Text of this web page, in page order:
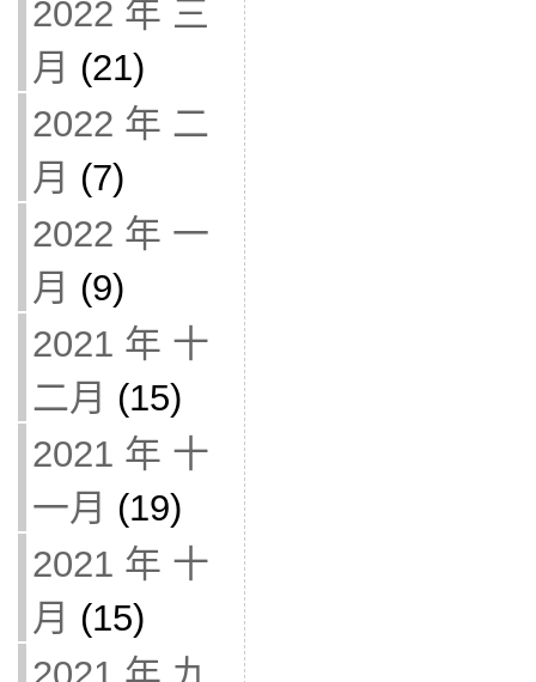
2022 年 三
月 (21)
2022 年 二
月 (7)
2022 年 一
月 (9)
2021 年 十
二月 (15)
2021 年 十
一月 (19)
2021 年 十
月 (15)